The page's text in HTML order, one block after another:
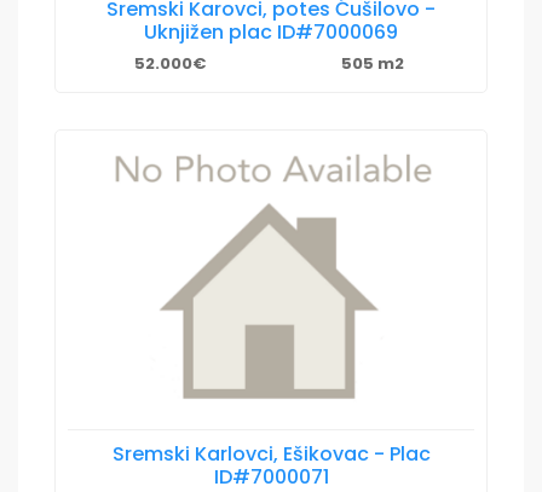
Sremski Karovci, potes Ćušilovo -
Uknjižen plac ID#7000069
52.000€ 505 m2
Sremski Karlovci, Ešikovac - Plac
ID#7000071